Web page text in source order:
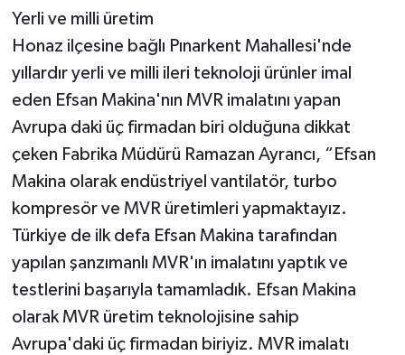
Yerli ve milli üretim
Honaz ilçesine bağlı Pınarkent Mahallesi'nde
yıllardır yerli ve milli ileri teknoloji ürünler imal
eden Efsan Makina'nın MVR imalatını yapan
Avrupa daki üç firmadan biri olduğuna dikkat
çeken Fabrika Müdürü Ramazan Ayrancı, “Efsan
Makina olarak endüstriyel vantilatör, turbo
kompresör ve MVR üretimleri yapmaktayız.
Türkiye de ilk defa Efsan Makina tarafından
yapılan şanzımanlı MVR'ın imalatını yaptık ve
testlerini başarıyla tamamladık. Efsan Makina
olarak MVR üretim teknolojisine sahip
Avrupa'daki üç firmadan biriyiz. MVR imalatı